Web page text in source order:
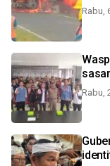
Rabu,
Rabu,